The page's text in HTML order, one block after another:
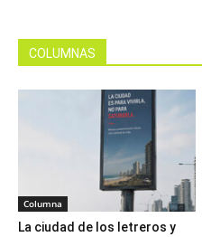
COLUMNAS
Columna
La ciudad de los letreros y